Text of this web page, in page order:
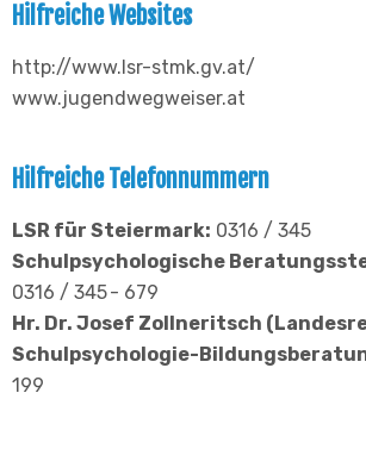
Hilfreiche Websites
http://www.lsr-stmk.gv.at/
www.jugendwegweiser.at
Hilfreiche Telefonnummern
LSR für Steiermark: 0316 / 345
Schulpsychologische
0316 / 345 - 679
Hr. Dr. Josef Zollneritsch
Schulpsychologie-
199